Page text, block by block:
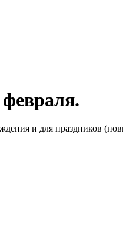
и для праздников